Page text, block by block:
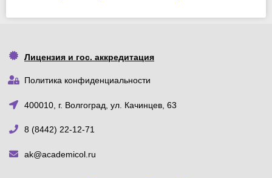
Лицензия и гос. аккредитация
Политика конфиденциальности
400010, г. Волгоград, ул. Качинцев, 63
8 (8442) 22-12-71
ak@academicol.ru